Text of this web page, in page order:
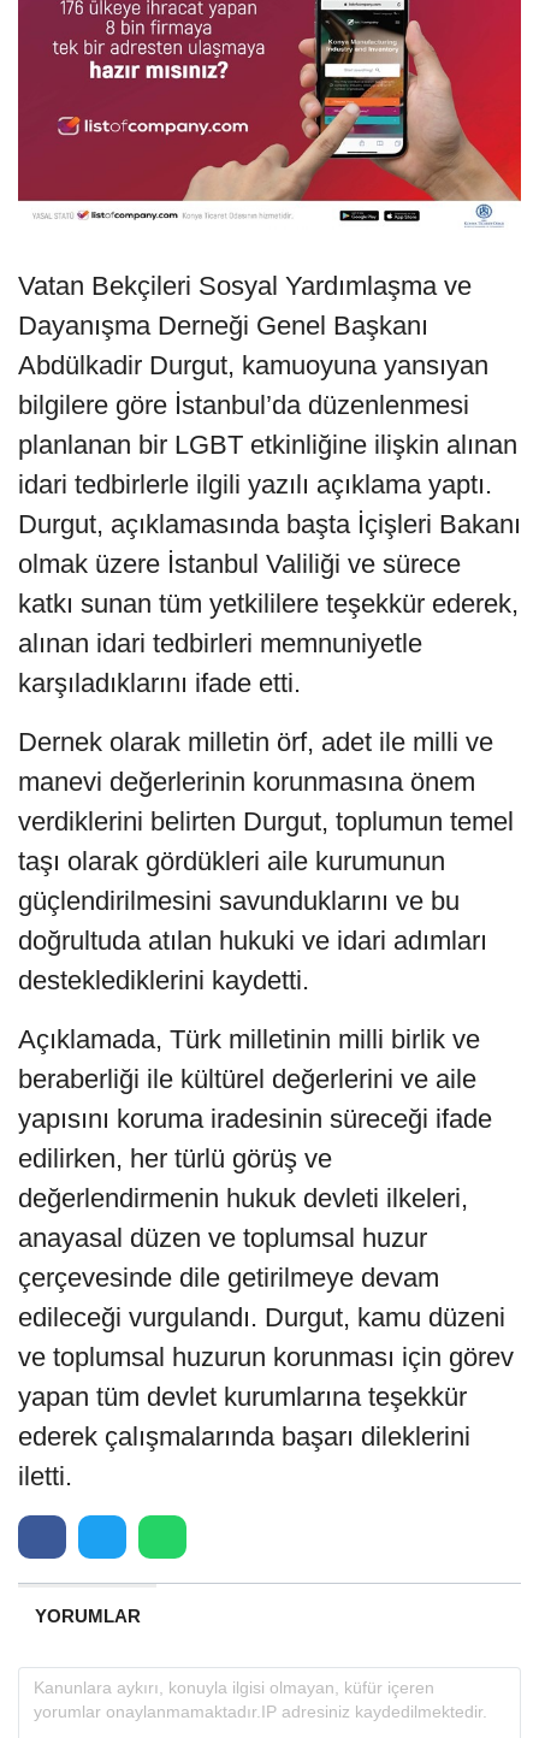
Vatan Bekçileri Sosyal Yardımlaşma ve
Dayanışma Derneği Genel Başkanı
Abdülkadir Durgut, kamuoyuna yansıyan
bilgilere göre İstanbul’da düzenlenmesi
planlanan bir LGBT etkinliğine ilişkin alınan
idari tedbirlerle ilgili yazılı açıklama yaptı.
Durgut, açıklamasında başta İçişleri Bakanı
olmak üzere İstanbul Valiliği ve sürece
katkı sunan tüm yetkililere teşekkür ederek,
alınan idari tedbirleri memnuniyetle
karşıladıklarını ifade etti.
Dernek olarak milletin örf, adet ile milli ve
manevi değerlerinin korunmasına önem
verdiklerini belirten Durgut, toplumun temel
taşı olarak gördükleri aile kurumunun
güçlendirilmesini savunduklarını ve bu
doğrultuda atılan hukuki ve idari adımları
desteklediklerini kaydetti.
Açıklamada, Türk milletinin milli birlik ve
beraberliği ile kültürel değerlerini ve aile
yapısını koruma iradesinin süreceği ifade
edilirken, her türlü görüş ve
değerlendirmenin hukuk devleti ilkeleri,
anayasal düzen ve toplumsal huzur
çerçevesinde dile getirilmeye devam
edileceği vurgulandı. Durgut, kamu düzeni
ve toplumsal huzurun korunması için görev
yapan tüm devlet kurumlarına teşekkür
ederek çalışmalarında başarı dileklerini
iletti.
YORUMLAR